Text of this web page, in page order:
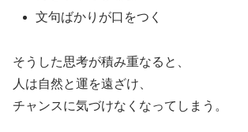
文句ばかりが口をつく
そうした思考が積み重なると、
人は自然と運を遠ざけ、
チャンスに気づけなくなってしまう。